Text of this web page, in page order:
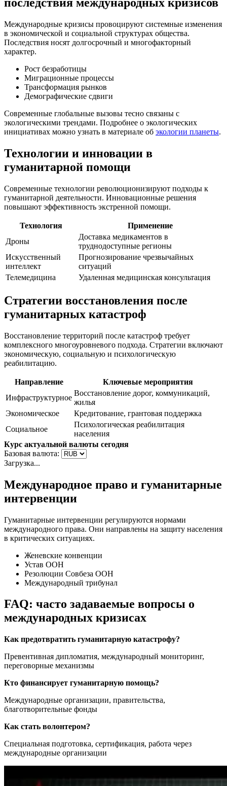
Международные кризисы провоцируют системные изменения
в экономической и социальной структурах общества.
Последствия носят долгосрочный и многофакторный
характер.
Рост безработицы
Миграционные процессы
Трансформация рынков
Демографические сдвиги
Современные глобальные вызовы тесно связаны с
экологическими трендами. Подробнее о экологических
инициативах можно узнать в материале об экологии планеты.
Технологии и инновации в
гуманитарной помощи
Современные технологии революционизируют подходы к
гуманитарной деятельности. Инновационные решения
повышают эффективность экстренной помощи.
Технология
Применение
Дроны
Доставка медикаментов в
труднодоступные регионы
Искусственный
интеллект
Прогнозирование чрезвычайных
ситуаций
Телемедицина
Удаленная медицинская консультация
Стратегии восстановления после
гуманитарных катастроф
Восстановление территорий после катастроф требует
комплексного многоуровневого подхода. Стратегии включают
экономическую, социальную и психологическую
реабилитацию.
Направление
Ключевые мероприятия
Инфраструктурное
Восстановление дорог, коммуникаций,
жилья
Экономическое
Кредитование, грантовая поддержка
Социальное
Психологическая реабилитация
населения
Курс актуальной валюты сегодня
Базовая валюта:
Загрузка...
Международное право и гуманитарные
интервенции
Гуманитарные интервенции регулируются нормами
международного права. Они направлены на защиту населения
в критических ситуациях.
Женевские конвенции
Устав ООН
Резолюции Совбеза ООН
Международный трибунал
FAQ: часто задаваемые вопросы о
международных кризисах
Как предотвратить гуманитарную катастрофу?
Превентивная дипломатия, международный мониторинг,
переговорные механизмы
Кто финансирует гуманитарную помощь?
Международные организации, правительства,
благотворительные фонды
Как стать волонтером?
Специальная подготовка, сертификация, работа через
международные организации